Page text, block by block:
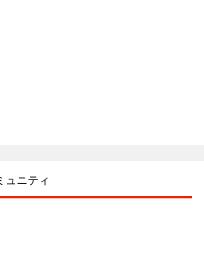
ュニティ